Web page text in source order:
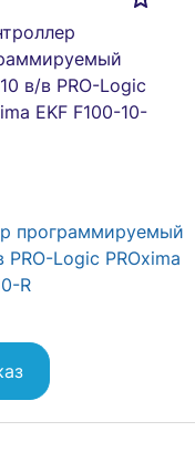
программируемый
PRO-Logic PROxima
R